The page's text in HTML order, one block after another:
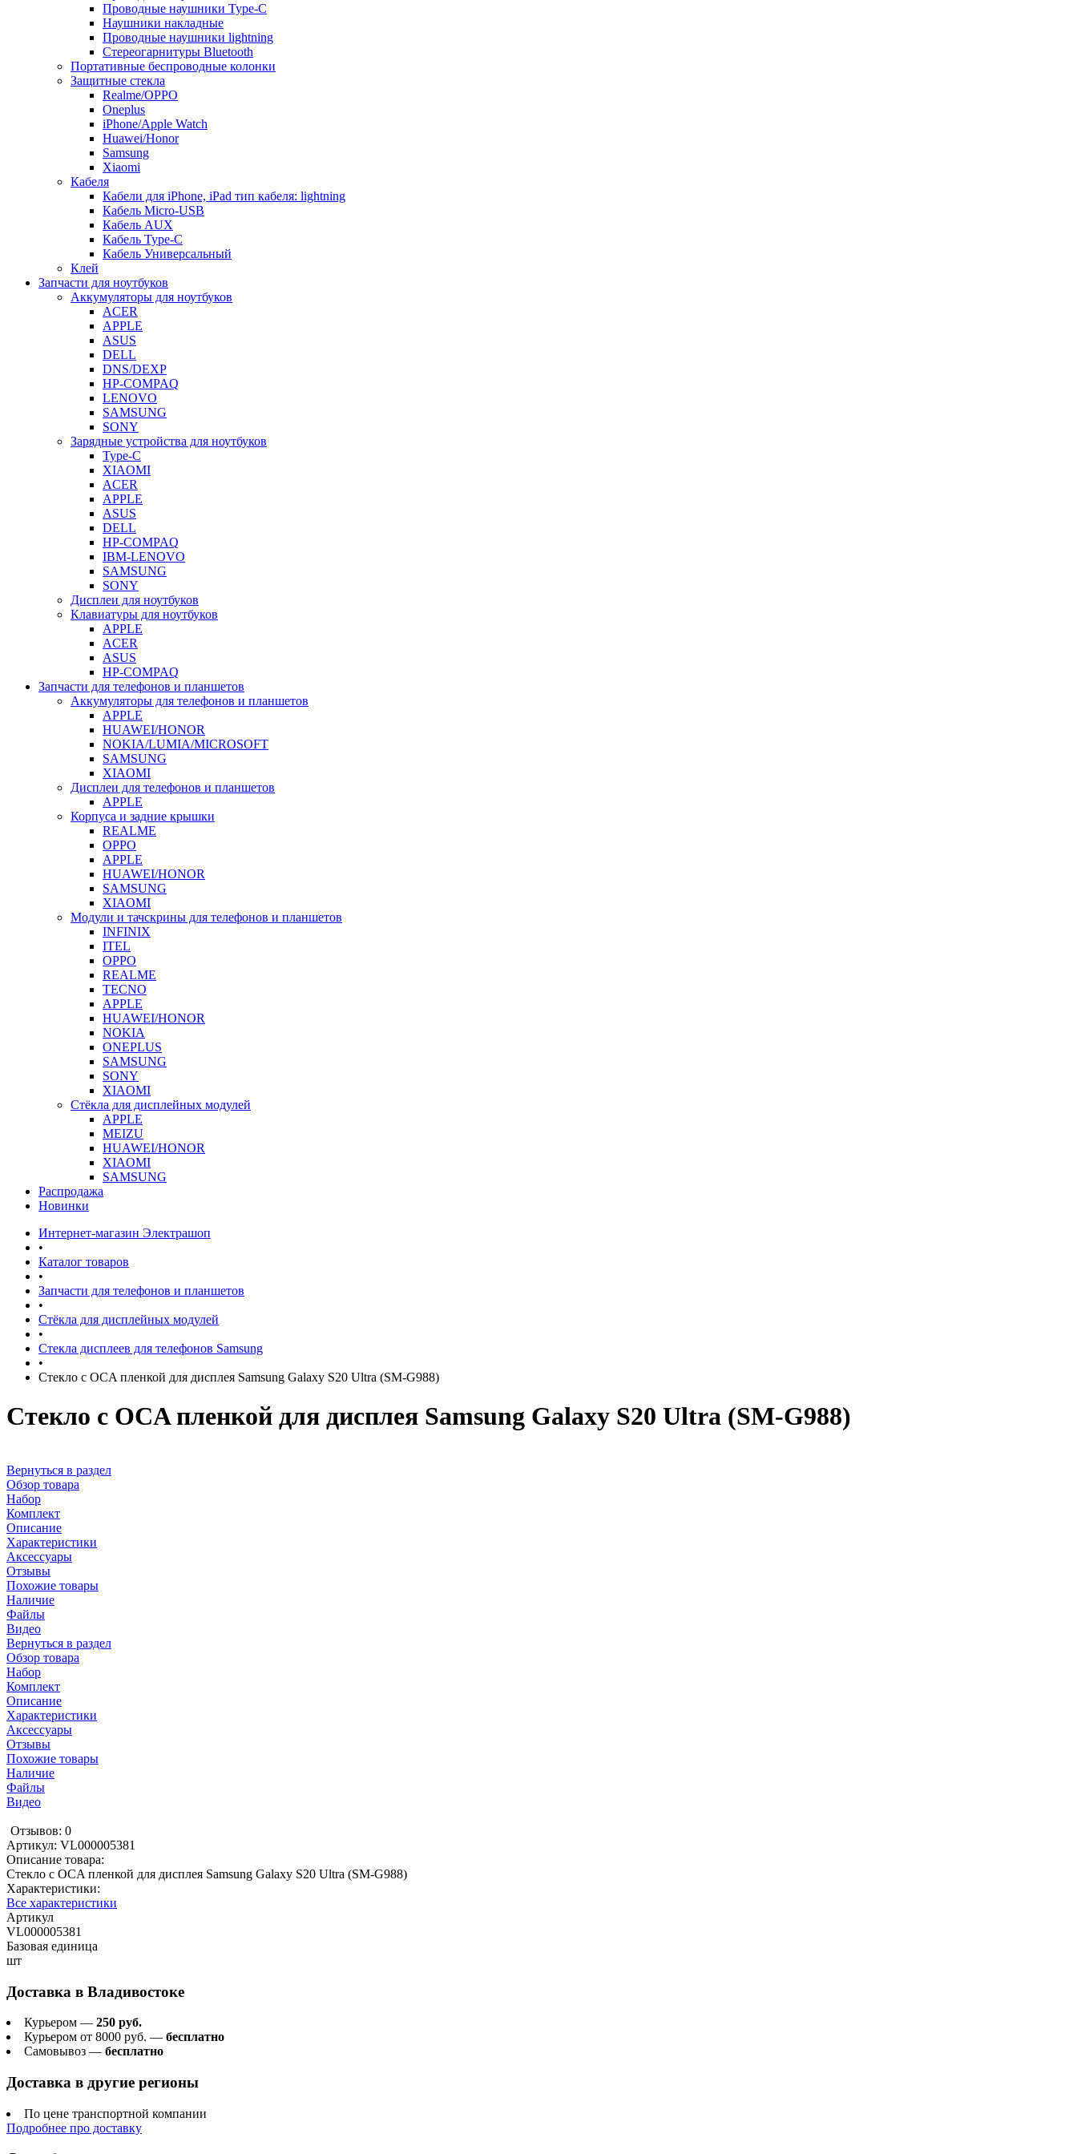
Проводные наушники Type-C
Наушники накладные
Проводные наушники lightning
Стереогарнитуры Bluetooth
Портативные беспроводные колонки
Защитные стекла
Realme/OPPO
Oneplus
iPhone/Apple Watch
Huawei/Honor
Samsung
Xiaomi
Кабеля
Кабели для iPhone, iPad тип кабеля: lightning
Кабель Micro-USB
Кабель AUX
Кабель Type-C
Кабель Универсальный
Клей
Запчасти для ноутбуков
Аккумуляторы для ноутбуков
ACER
APPLE
ASUS
DELL
DNS/DEXP
HP-COMPAQ
LENOVO
SAMSUNG
SONY
Зарядные устройства для ноутбуков
Type-C
XIAOMI
ACER
APPLE
ASUS
DELL
HP-COMPAQ
IBM-LENOVO
SAMSUNG
SONY
Дисплеи для ноутбуков
Клавиатуры для ноутбуков
APPLE
ACER
ASUS
HP-COMPAQ
Запчасти для телефонов и планшетов
Аккумуляторы для телефонов и планшетов
APPLE
HUAWEI/HONOR
NOKIA/LUMIA/MICROSOFT
SAMSUNG
XIAOMI
Дисплеи для телефонов и планшетов
APPLE
Корпуса и задние крышки
REALME
OPPO
APPLE
HUAWEI/HONOR
SAMSUNG
XIAOMI
Модули и тачскрины для телефонов и планшетов
INFINIX
ITEL
OPPO
REALME
TECNO
APPLE
HUAWEI/HONOR
NOKIA
ONEPLUS
SAMSUNG
SONY
XIAOMI
Стёкла для дисплейных модулей
APPLE
MEIZU
HUAWEI/HONOR
XIAOMI
SAMSUNG
Распродажа
Новинки
Интернет-магазин Электрашоп
•
Каталог товаров
•
Запчасти для телефонов и планшетов
•
Стёкла для дисплейных модулей
•
Стекла дисплеев для телефонов Samsung
•
Стекло с OCA пленкой для дисплея Samsung Galaxy S20 Ultra (SM-G988)
Стекло с OCA пленкой для дисплея Samsung Galaxy S20 Ultra (SM-G988)
Вернуться в раздел
Обзор товара
Набор
Комплект
Описание
Характеристики
Аксессуары
Отзывы
Похожие товары
Наличие
Файлы
Видео
Вернуться в раздел
Обзор товара
Набор
Комплект
Описание
Характеристики
Аксессуары
Отзывы
Похожие товары
Наличие
Файлы
Видео
Отзывов: 0
Артикул: VL000005381
Описание товара:
Стекло с OCA пленкой для дисплея Samsung Galaxy S20 Ultra (SM-G988)
Характеристики:
Все характеристики
Артикул
VL000005381
Базовая единица
шт
Доставка в Владивостоке
Курьером — 250 руб.
Курьером от 8000 руб. — бесплатно
Самовывоз — бесплатно
Доставка в другие регионы
По цене транспортной компании
Подробнее про доставку